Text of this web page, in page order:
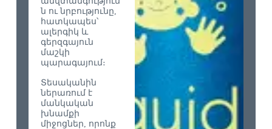
ն ու նրբությունը,
հատկապես՝
ալերգիկ և
գերզգայուն
մաշկի
պարագայում։
Տեսականին
ներառում է
մանկական
խնամքի
միջոցներ, որոնք